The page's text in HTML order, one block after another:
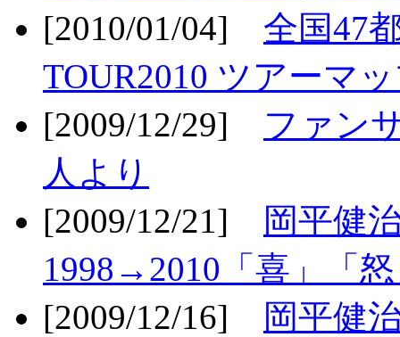
[2010/01/04] 全国47
TOUR2010 ツアーマ
[2009/12/29] ファン
人より
[2009/12/21]
岡平健
1998→2010「喜」「
[2009/12/16]
岡平健